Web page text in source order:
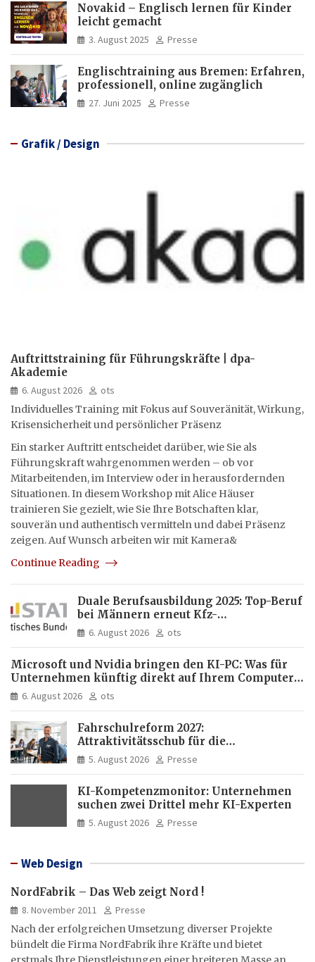
Novakid – Englisch lernen für Kinder
leicht gemacht
3. August 2025 Presse
Englischtraining aus Bremen: Erfahren,
professionell, online zugänglich
27. Juni 2025 Presse
Grafik / Design
Auftrittstraining für Führungskräfte | dpa-
Akademie
6. August 2026
ots
Individuelles Training mit Fokus auf Souveränität, Wirkung,
Krisensicherheit und persönlicher Präsenz
Ein starker Auftritt entscheidet darüber, wie Sie als
Führungskraft wahrgenommen werden – ob vor
Mitarbeitenden, im Interview oder in herausfordernden
Situationen. In diesem Workshop mit Alice Häuser
trainieren Sie gezielt, wie Sie Ihre Botschaften klar,
souverän und authentisch vermitteln und dabei Präsenz
zeigen. Auf Wunsch arbeiten wir mit Kamera&
Continue Reading
Duale Berufsausbildung 2025: Top-Beruf
bei Männern erneut Kfz-
Mechatroniker, bei Frauen
medizinische Fachangestellte
6. August 2026 ots
Microsoft und Nvidia bringen den KI-PC: Was für
Unternehmen künftig direkt auf Ihrem Computer
läuft und was weiter in der Cloud bleibt
6. August 2026 ots
Fahrschulreform 2027:
Attraktivitätsschub für die
Fahrlehrerausbildung
5. August 2026 Presse
KI-Kompetenzmonitor: Unternehmen
suchen zwei Drittel mehr KI-Experten
5. August 2026 Presse
Web Design
NordFabrik – Das Web zeigt Nord !
8. November 2011
Presse
Nach der erfolgreichen Umsetzung diverser Projekte
bündelt die Firma NordFabrik ihre Kräfte und bietet